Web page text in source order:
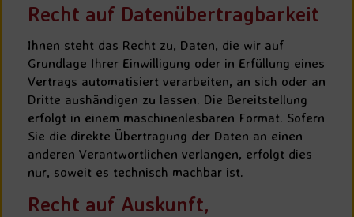
Recht auf Datenübertragbarkeit
Ihnen steht das Recht zu, Daten, die wir auf
Grundlage Ihrer Einwilligung oder in Erfüllung eines
Vertrags automatisiert verarbeiten, an sich oder an
Dritte aushändigen zu lassen. Die Bereitstellung
erfolgt in einem maschinenlesbaren Format. Sofern
Sie die direkte Übertragung der Daten an einen
anderen Verantwortlichen verlangen, erfolgt dies
nur, soweit es technisch machbar ist.
Recht auf Auskunft,